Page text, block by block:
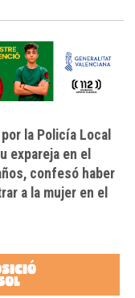
la Policía Local
expareja en el
confesó haber
a la mujer en el